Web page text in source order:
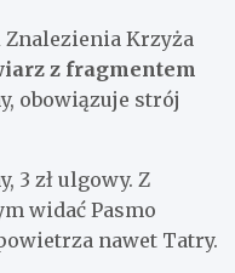
Krzyża
z fragmentem
obowiązuje strój
3 zł ulgowy. Z
widać Pasmo
nawet Tatry.